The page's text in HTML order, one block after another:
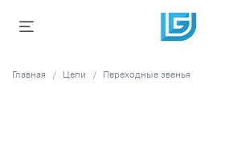
Главная Цепи Переходные звенья